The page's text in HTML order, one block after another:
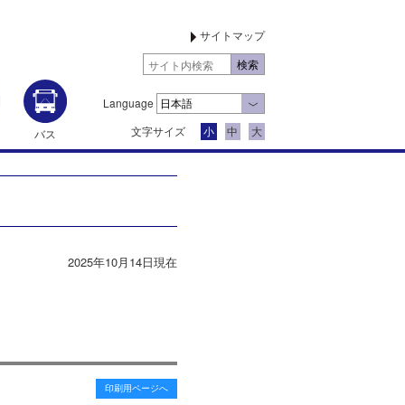
バス
サイトマップ
Language
文字サイズ
小 中 大
2025年10月14日現在